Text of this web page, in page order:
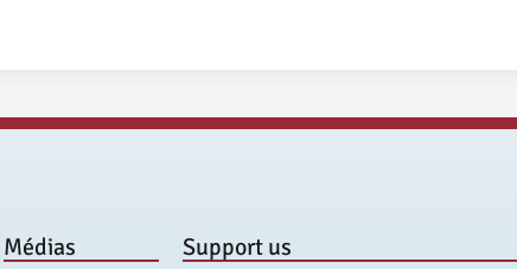
Médias Support us